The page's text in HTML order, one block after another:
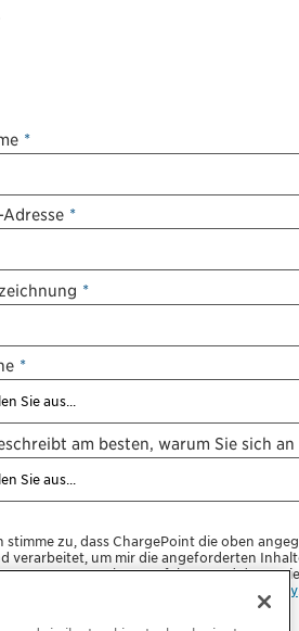
*
*
*
*
am besten, warum Sie sich
stimme zu, dass ChargePoint die oben
verarbeitet, um mir die angeforderten
unseren Datenschutzverfahren und dazu,
Privacy Policy.